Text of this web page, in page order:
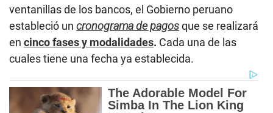
ventanillas de los bancos, el Gobierno peruano
estableció un cronograma de pagosque se realizará
en cinco fases y modalidades. Cada una de las
cuales tiene una fecha ya establecida.